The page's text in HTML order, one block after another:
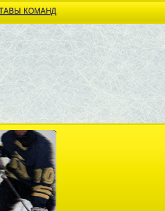
КОМАНД